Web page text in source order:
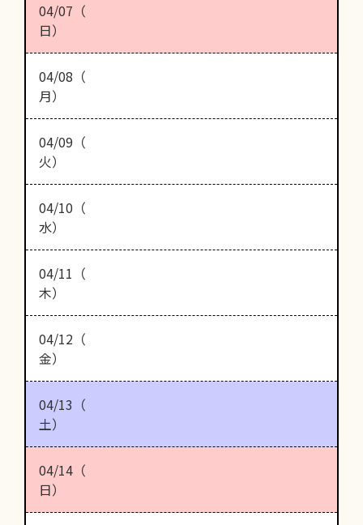
04/07（
日）
04/08（
月）
04/09（
火）
04/10（
水）
04/11（
木）
04/12（
金）
04/13（
土）
04/14（
日）